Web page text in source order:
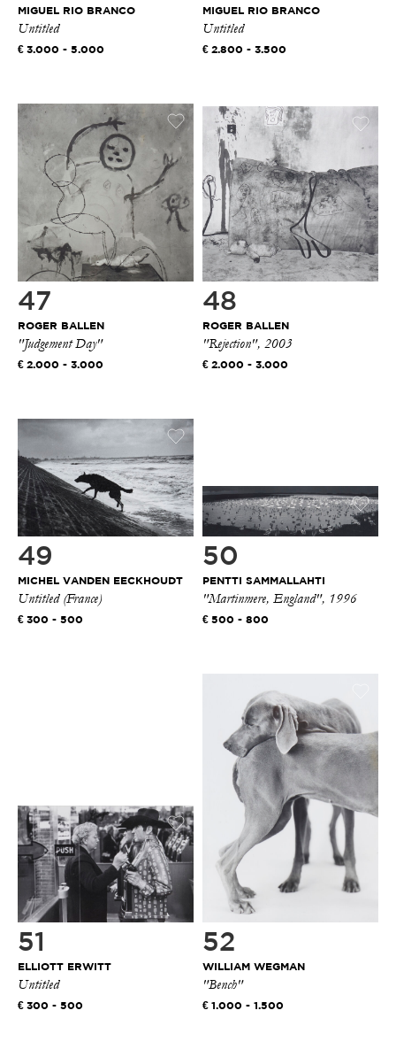
MIGUEL RIO BRANCO
Untitled
3.000 - 5.000
MIGUEL RIO BRANCO
Untitled
2.800 - 3.500
47
ROGER BALLEN
"Judgement Day"
2.000 - 3.000
48
ROGER BALLEN
"Rejection", 2003
2.000 - 3.000
49
MICHEL VANDEN EECKHOUDT
Untitled (France)
300 - 500
50
PENTTI SAMMALLAHTI
"Martinmere, England", 1996
500 - 800
51
ELLIOTT ERWITT
Untitled
300 - 500
52
WILLIAM WEGMAN
"Bench"
1.000 - 1.500